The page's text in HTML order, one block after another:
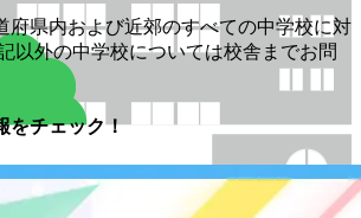
府県内および近郊のすべての中学校に対
以外の中学校については校舎までお問
をチェック！